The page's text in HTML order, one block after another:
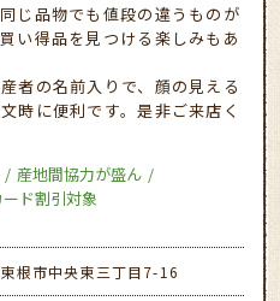
じ品物でも値段の違うものが
い得品を見つける楽しみもあ
者の名前入りで、顔の見える
時に便利です。是非ご来店く
産地間協力が盛ん
ード割引対象
根市中央東三丁目7-16